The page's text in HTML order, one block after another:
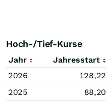
Hoch-/Tief-Kurse
Jahr Jahresstart
2026
128,22
2025
88,20